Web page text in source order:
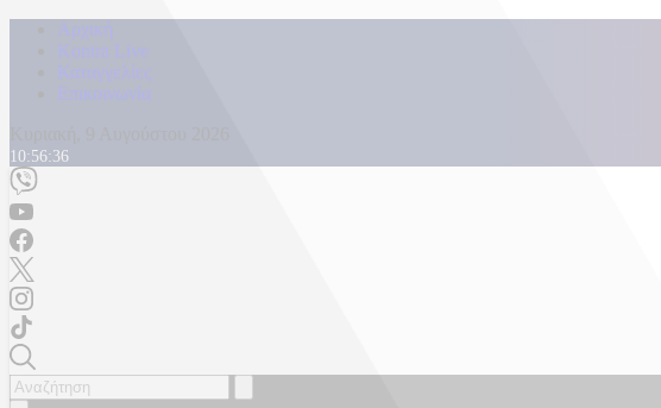
Αρχική
Kontra Live
Καταγγελίες
Επικοινωνία
10:56:39